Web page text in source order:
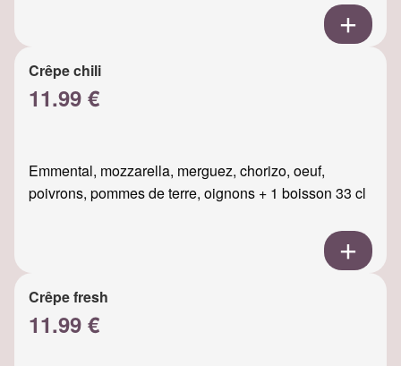
Crêpe chili
11.99 €
Emmental, mozzarella, merguez, chorizo, oeuf,
poivrons, pommes de terre, oignons + 1 boisson 33 cl
Crêpe fresh
11.99 €